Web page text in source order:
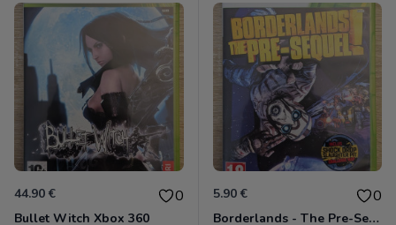
44.90 € 0
Bullet Witch Xbox 360
5.90 € 0
Borderlands - The Pre-Sequel ! Xbox 360